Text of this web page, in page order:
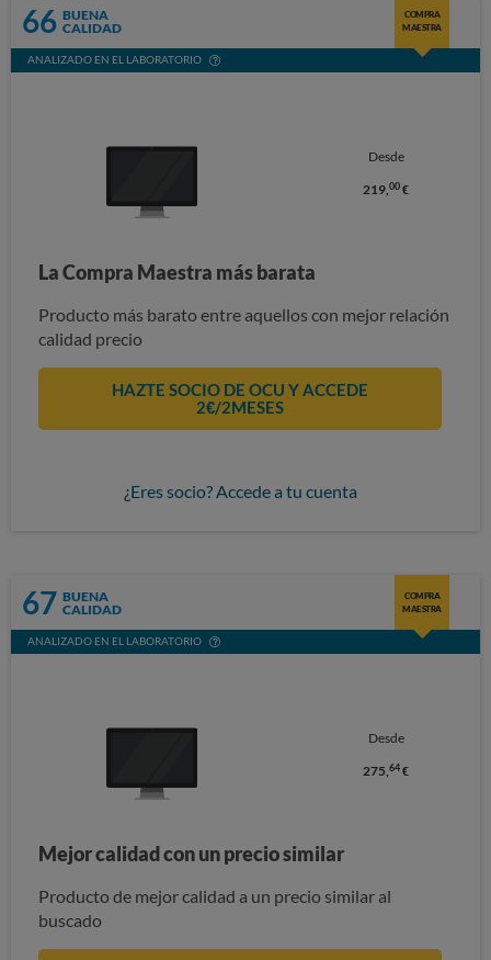
66 BUENA
CALIDAD
COMPRA
MAESTRA
ANALIZADO EN EL LABORATORIO
Desde
219,00 €
La Compra Maestra más barata
Producto más barato entre aquellos con mejor relación
calidad precio
HAZTE SOCIO DE OCU Y ACCEDE
2€/2MESES
¿Eres socio? Accede a tu cuenta
67 BUENA
CALIDAD
COMPRA
MAESTRA
ANALIZADO EN EL LABORATORIO
Desde
275,64 €
Mejor calidad con un precio similar
Producto de mejor calidad a un precio similar al
buscado